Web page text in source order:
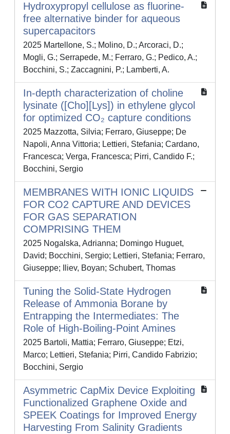
Hydroxypropyl cellulose as fluorine-
free alternative binder for aqueous
supercapacitors
2025 Martellone, S.; Molino, D.; Arcoraci, D.;
Mogli, G.; Serrapede, M.; Ferraro, G.; Pedico, A.;
Bocchini, S.; Zaccagnini, P.; Lamberti, A.
In-depth characterization of choline
lysinate ([Cho][Lys]) in ethylene glycol
for optimized CO₂ capture conditions
2025 Mazzotta, Silvia; Ferraro, Giuseppe; De
Napoli, Anna Vittoria; Lettieri, Stefania; Cardano,
Francesca; Verga, Francesca; Pirri, Candido F.;
Bocchini, Sergio
MEMBRANES WITH IONIC LIQUIDS
FOR CO2 CAPTURE AND DEVICES
FOR GAS SEPARATION
COMPRISING THEM
2025 Nogalska, Adrianna; Domingo Huguet,
David; Bocchini, Sergio; Lettieri, Stefania; Ferraro,
Giuseppe; Iliev, Boyan; Schubert, Thomas
Tuning the Solid-State Hydrogen
Release of Ammonia Borane by
Entrapping the Intermediates: The
Role of High-Boiling-Point Amines
2025 Bartoli, Mattia; Ferraro, Giuseppe; Etzi,
Marco; Lettieri, Stefania; Pirri, Candido Fabrizio;
Bocchini, Sergio
Asymmetric CapMix Device Exploiting
Functionalized Graphene Oxide and
SPEEK Coatings for Improved Energy
Harvesting From Salinity Gradients